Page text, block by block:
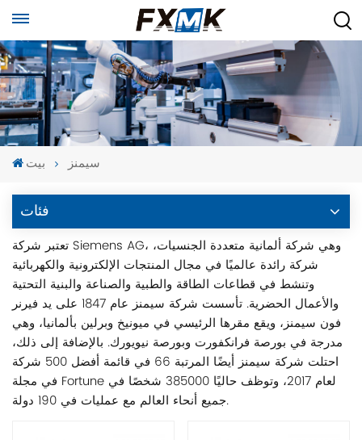
بيت سيمنز
فئات
تعتبر شركة Siemens AG، وهي شركة ألمانية متعددة الجنسيات،
شركة رائدة عالميًا في مجال المنتجات الإلكترونية والكهربائية
وتنشط في قطاعات الطاقة والطبية والصناعة والبنية التحتية
والأعمال الحضرية. تأسست شركة سيمنز عام 1847 على يد فيرنر
فون سيمنز، ويقع مقرها الرئيسي في ميونيخ وبرلين بألمانيا، وهي
مدرجة في بورصة فرانكفورت وبورصة نيويورك. بالإضافة إلى ذلك،
احتلت شركة سيمنز أيضًا المرتبة 66 في قائمة أفضل 500 شركة
في مجلة Fortune لعام 2017، وتوظف حاليًا 385000 شخصًا في
جميع أنحاء العالم مع عمليات في 190 دولة.